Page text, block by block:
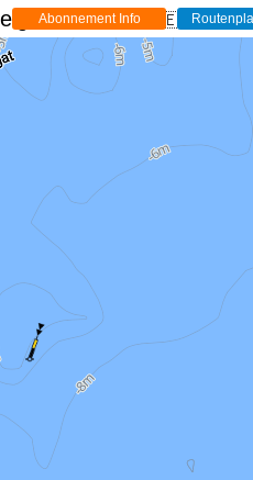
- Live 🇩🇪